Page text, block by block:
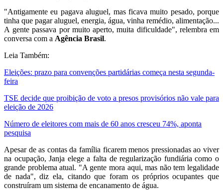
"Antigamente eu pagava aluguel, mas ficava muito pesado, porque
tinha que pagar aluguel, energia, água, vinha remédio, alimentação...
A gente passava por muito aperto, muita dificuldade", relembra em
conversa com a Agência Brasil.
Leia Também:
Eleições: prazo para convenções partidárias começa nesta segunda-
feira
TSE decide que proibição de voto a presos provisórios não vale para
eleição de 2026
Número de eleitores com mais de 60 anos cresceu 74%, aponta
pesquisa
Apesar de as contas da família ficarem menos pressionadas ao viver
na ocupação, Janja elege a falta de regularização fundiária como o
grande problema atual. "A gente mora aqui, mas não tem legalidade
de nada", diz ela, citando que foram os próprios ocupantes que
construíram um sistema de encanamento de água.